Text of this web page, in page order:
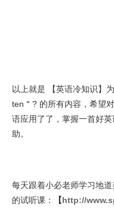
以上就是 【英语冷知识】
ten＂? 的所有内容，希望
语应用了了，掌握一首好
助。
每天跟着小必老师学习地
的试听课：
【http://